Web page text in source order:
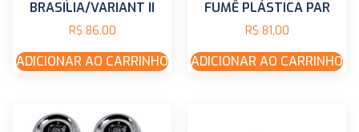
BRASILIA/VARIANT II
R$ 86,00
ADICIONAR AO CARRINHO
FUMÊ PLÁSTICA PAR
R$ 81,00
ADICIONAR AO CARRINHO